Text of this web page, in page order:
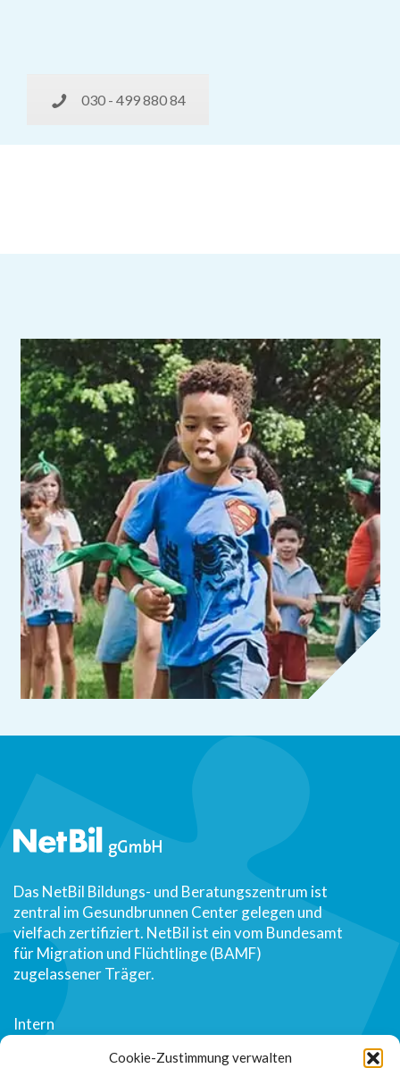
Cookie-Zustimmung verwalten
030 - 499 880 84
Das NetBil Bildungs- und Beratungszentrum ist
zentral im Gesundbrunnen Center gelegen und
vielfach zertifiziert. NetBil ist ein vom Bundesamt
für Migration und Flüchtlinge (BAMF)
zugelassener Träger.
Intern